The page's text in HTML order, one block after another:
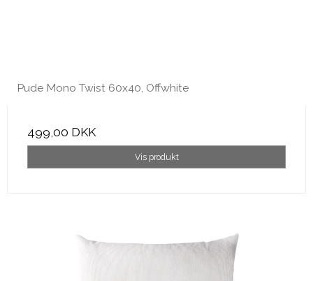
Pude Mono Twist 60x40, Offwhite
499,00 DKK
Vis produkt